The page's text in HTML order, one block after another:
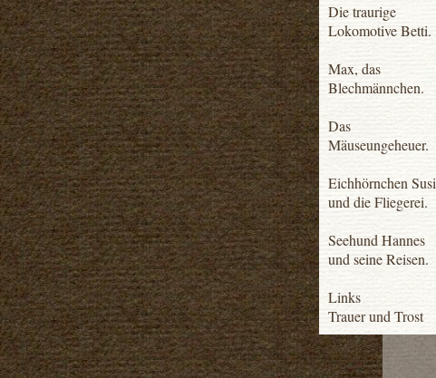
Die traurige
Lokomotive Betti.
Max, das
Blechmännchen.
Das
Mäuseungeheuer.
Eichhörnchen Susi
und die Fliegerei.
Seehund Hannes
und seine Reisen.
Links
Trauer und Trost